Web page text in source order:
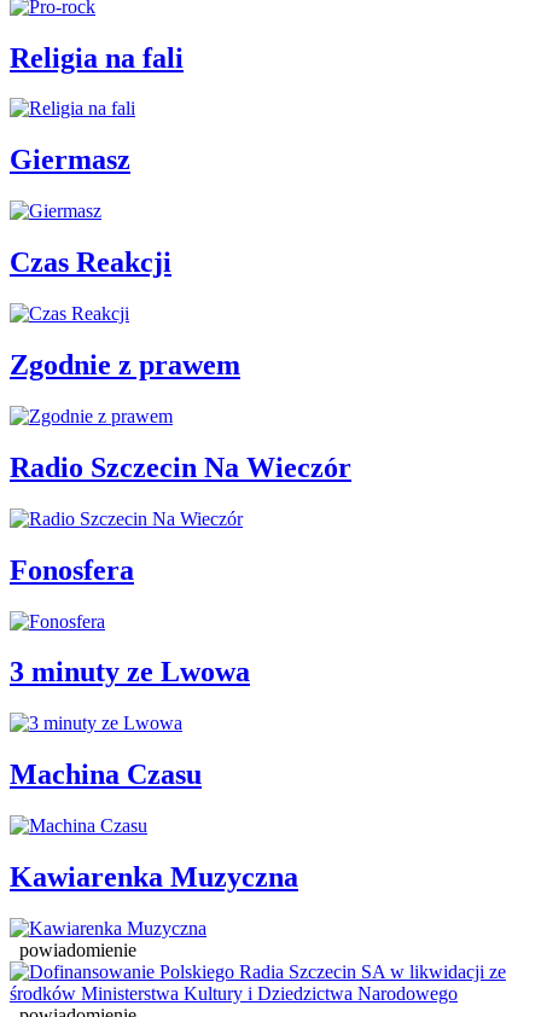
Religia na fali
Giermasz
Czas Reakcji
Zgodnie z prawem
Radio Szczecin Na Wieczór
Fonosfera
3 minuty ze Lwowa
Machina Czasu
Kawiarenka Muzyczna
powiadomienie